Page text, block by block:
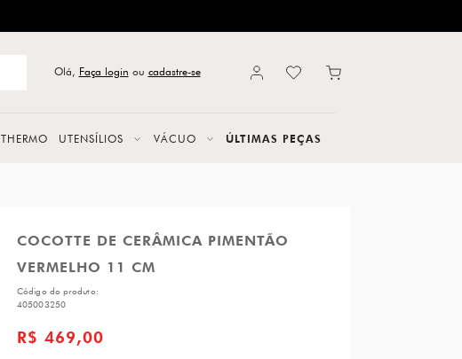
Olá, Faça login ou cadastre-se
THERMO UTENSÍLIOS VÁCUO ÚLTIMAS PEÇAS
COCOTTE DE CERÂMICA PIMENTÃO
VERMELHO 11 CM
Código do produto:
405003250
R$ 469,00